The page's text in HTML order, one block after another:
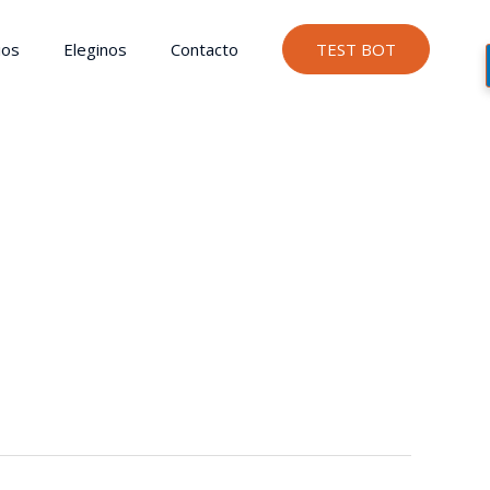
Eleginos Contacto TEST BOT